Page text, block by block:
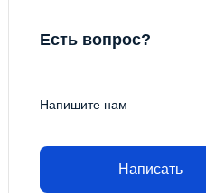
Есть вопрос?
Напишите нам
Написать